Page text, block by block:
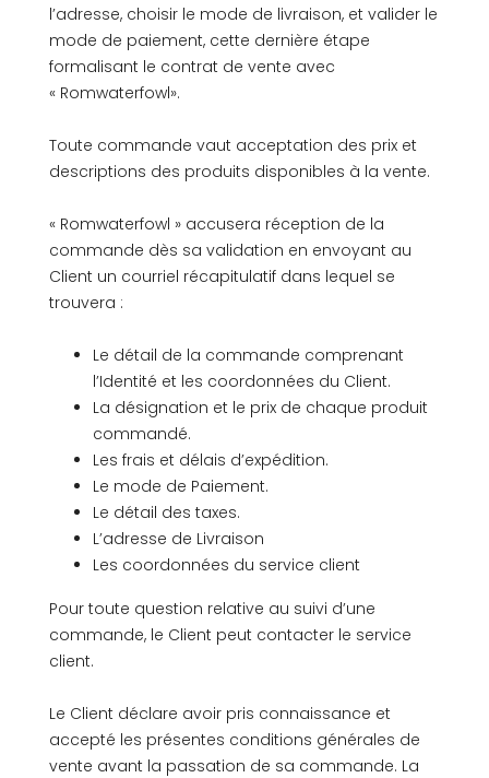
l’adresse, choisir le mode de livraison, et valider le
mode de paiement, cette dernière étape
formalisant le contrat de vente avec
« Romwaterfowl».
Toute commande vaut acceptation des prix et
descriptions des produits disponibles à la vente.
« Romwaterfowl » accusera réception de la
commande dès sa validation en envoyant au
Client un courriel récapitulatif dans lequel se
trouvera :
Le détail de la commande comprenant
l’Identité et les coordonnées du Client.
La désignation et le prix de chaque produit
commandé.
Les frais et délais d’expédition.
Le mode de Paiement.
Le détail des taxes.
L’adresse de Livraison
Les coordonnées du service client
Pour toute question relative au suivi d’une
commande, le Client peut contacter le service
client.
Le Client déclare avoir pris connaissance et
accepté les présentes conditions générales de
vente avant la passation de sa commande. La